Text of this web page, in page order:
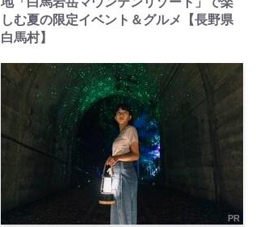
しむ夏の限定イベント＆グルメ【長野県
白馬村】
PR